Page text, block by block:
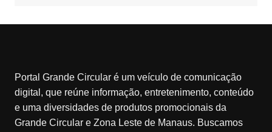
Portal Grande Circular é um veículo de comunicação
digital, que reúne informação, entretenimento, conteúdo
e uma diversidades de produtos promocionais da
Grande Circular e Zona Leste de Manaus. Buscamos